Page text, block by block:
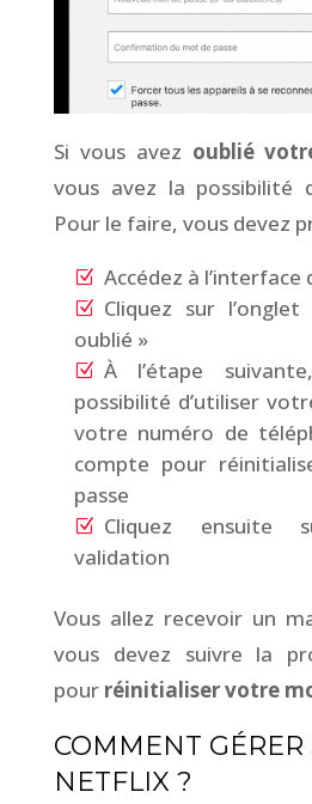
Si vous avez oublié
vous avez la possibilité
Pour le faire, vous devez
Accédez à l’interface
Cliquez sur
oublié »
À l’étape
possibilité d’utiliser
votre numéro de
compte pour
passe
Cliquez ensuite
validation
Vous allez recevoir un
vous devez suivre la
pour réinitialiser votre
COMMENT
NETFLIX ?